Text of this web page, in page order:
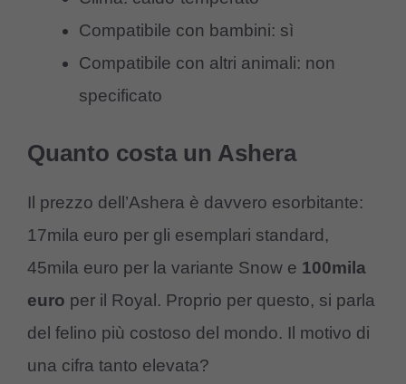
Compatibile con bambini: sì
Compatibile con altri animali: non
specificato
Quanto costa un Ashera
Il prezzo dell’Ashera è davvero esorbitante:
17mila euro per gli esemplari standard,
45mila euro per la variante Snow e 100mila
euro per il Royal. Proprio per questo, si parla
del felino più costoso del mondo. Il motivo di
una cifra tanto elevata?